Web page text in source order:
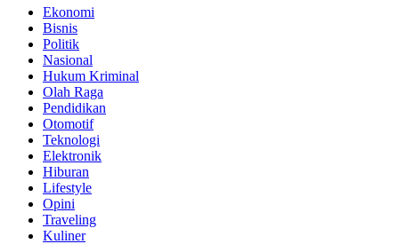
Ekonomi
Bisnis
Politik
Nasional
Hukum Kriminal
Olah Raga
Pendidikan
Otomotif
Teknologi
Elektronik
Hiburan
Lifestyle
Opini
Traveling
Kuliner